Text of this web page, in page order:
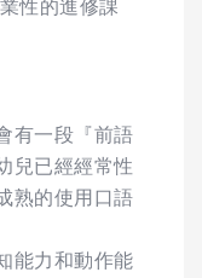
性的進修課
有一段『前語
兒已經經常性
熟的使用口語
能力和動作能